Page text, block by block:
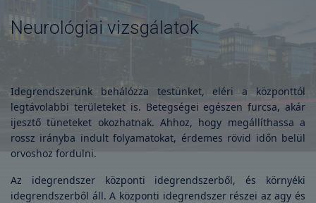
Neurológiai vizsgálatok
Idegrendszerünk behálózza testünket, eléri a központtól
legtávolabbi területeket is. Betegségei egészen furcsa, akár
ijesztő tüneteket okozhatnak. Ahhoz, hogy megállíthassa a
rossz irányba indult folyamatokat, érdemes rövid időn belül
orvoshoz fordulni.
Az idegrendszer központi idegrendszerből, és környéki
idegrendszerből áll. A központi idegrendszer részei az agy és